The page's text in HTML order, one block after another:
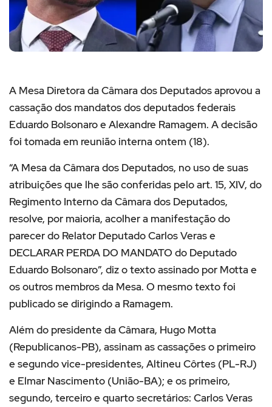
A Mesa Diretora da Câmara dos Deputados aprovou a
cassação dos mandatos dos deputados federais
Eduardo Bolsonaro e Alexandre Ramagem. A decisão
foi tomada em reunião interna ontem (18).
“A Mesa da Câmara dos Deputados, no uso de suas
atribuições que lhe são conferidas pelo art. 15, XIV, do
Regimento Interno da Câmara dos Deputados,
resolve, por maioria, acolher a manifestação do
parecer do Relator Deputado Carlos Veras e
DECLARAR PERDA DO MANDATO do Deputado
Eduardo Bolsonaro”, diz o texto assinado por Motta e
os outros membros da Mesa. O mesmo texto foi
publicado se dirigindo a Ramagem.
Além do presidente da Câmara, Hugo Motta
(Republicanos-PB), assinam as cassações o primeiro
e segundo vice-presidentes, Altineu Côrtes (PL-RJ)
e Elmar Nascimento (União-BA); e os primeiro,
segundo, terceiro e quarto secretários: Carlos Veras